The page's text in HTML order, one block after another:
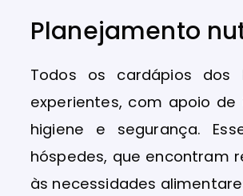
Planejamento
Todos os cardápios dos
experientes, com apoio
higiene e segurança.
hóspedes, que encontram
às necessidades